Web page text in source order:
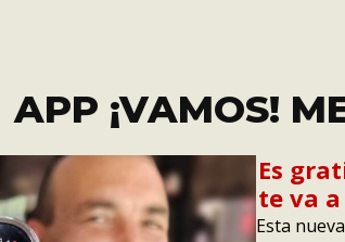
APP ¡VAMOS!
Es
te va
Esta